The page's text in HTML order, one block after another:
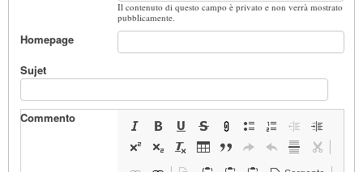
Il contenuto di questo campo è privato e non verrà mostrato
pubblicamente.
Homepage
Sujet
Commento